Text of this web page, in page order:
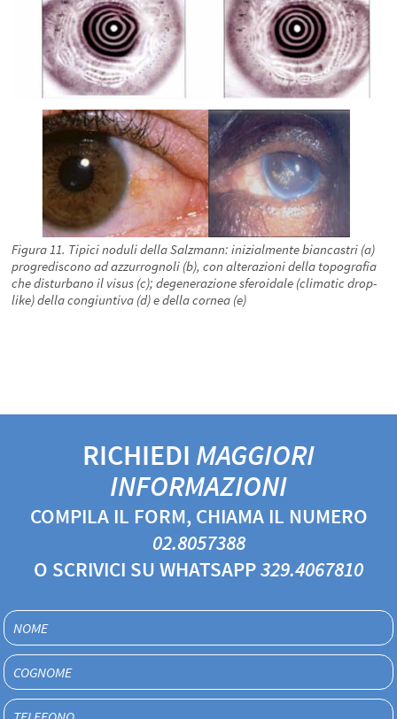
Figura 11. Tipici noduli della Salzmann: inizialmente biancastri (a)
progrediscono ad azzurrognoli (b), con alterazioni della topografia
che disturbano il visus (c); degenerazione sferoidale (climatic drop-
like) della congiuntiva (d) e della cornea (e)
RICHIEDI MAGGIORI
INFORMAZIONI
COMPILA IL FORM, CHIAMA IL NUMERO
02.8057388
O SCRIVICI SU WHATSAPP329.4067810